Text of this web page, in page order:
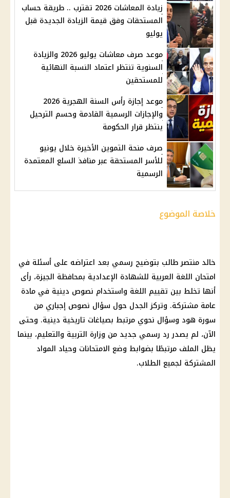
زيادة المعاشات 2026 تقترب .. طريقة حساب
المستحقات وفق قيمة الزيادة الجديدة قبل
يوليو
موعد صرف معاشات يوليو 2026 والزيادة
السنوية تنتظر اعتماد النسبة النهائية
للمستحقين
موعد إجازة رأس السنة الهجرية 2026
والإجازات الرسمية القادمة وحسم الترحيل
ينتظر قرار الحكومة
صرف منحة التموين الأخيرة خلال يونيو
للأسر المستحقة عبر منافذ السلع المعتمدة
الرسمية
خلاصة الموضوع
خالد منتصرطالب بتوضيح رسمي بعد اعتراضه على أسئلة في
امتحان اللغة العربية للشهادة الإعدادية بمحافظة الجيزة، رأى
أنها تخلط بين تقييم اللغة واستخدام نصوص دينية في مادة
عامة مشتركة. وتركز الجدل حول سؤال نصوص إجباري من
سورة هود وسؤال نحوي مرتبط بصياغات تاريخية دينية. وحتى
الآن، لم يصدر رد رسمي جديد من وزارة التربية والتعليم، بينما
يظل الملف مرتبطًا بضوابط وضع الامتحانات وحياد المواد
المشتركة لجميع الطلاب.